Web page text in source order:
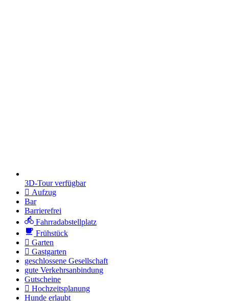
3D-Tour verfügbar
Aufzug
Bar
Barrierefrei
Fahrradabstellplatz
Frühstück
Garten
Gastgarten
geschlossene Gesellschaft
gute Verkehrsanbindung
Gutscheine
Hochzeitsplanung
Hunde erlaubt